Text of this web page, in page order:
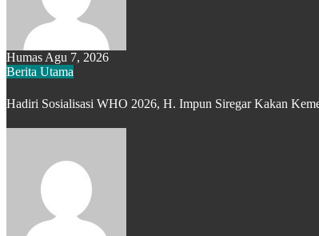
Humas Agu 7, 2026
Berita Utama
Hadiri Sosialisasi WHO 2026, H. Impun Siregar Kakan